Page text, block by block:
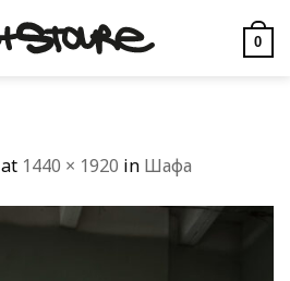
0
at 1440 × 1920 in Шафа